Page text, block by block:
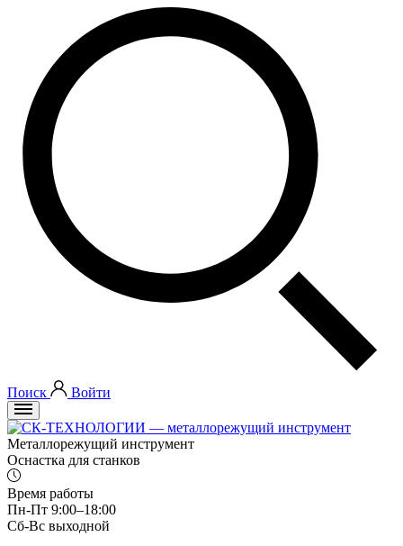
Поиск Войти
Металлорежущий инструмент
Оснастка для станков
Время работы
Пн-Пт 9:00–18:00
Сб-Вс выходной